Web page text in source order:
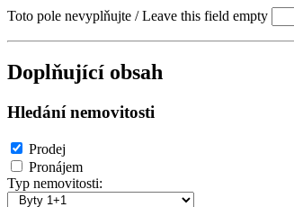
Toto pole nevyplňujte / Leave this field empty
Doplňující obsah
Hledání nemovitosti
Prodej
Pronájem
Typ nemovitosti: